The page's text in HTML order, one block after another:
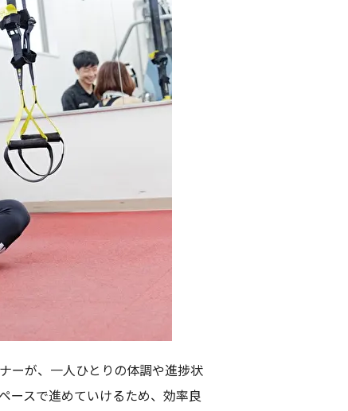
ーが、一人ひとりの体調や進捗状
ースで進めていけるため、効率良